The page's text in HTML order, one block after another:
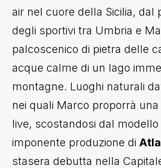
air nel cuore della Sicilia, dal
degli sportivi tra Umbria e
palcoscenico di pietra delle
acque calme di un lago
montagne. Luoghi naturali
nei quali Marco proporrà
live, scostandosi dal
imponente produzione di
stasera debutta nella